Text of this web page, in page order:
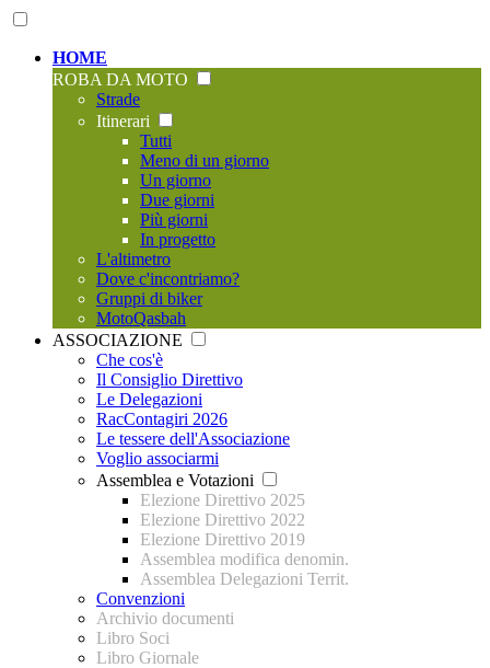
HOME
ROBA DA MOTO
Strade
Itinerari
Tutti
Meno di un giorno
Un giorno
Due giorni
Più giorni
In progetto
L'altimetro
Dove c'incontriamo?
Gruppi di biker
MotoQasbah
ASSOCIAZIONE
Che cos'è
Il Consiglio Direttivo
Le Delegazioni
RacContagiri 2026
Le tessere dell'Associazione
Voglio associarmi
Assemblea e Votazioni
Elezione Direttivo 2025
Elezione Direttivo 2022
Elezione Direttivo 2019
Assemblea modifica denomin.
Assemblea Delegazioni Territ.
Convenzioni
Archivio documenti
Libro Soci
Libro Giornale